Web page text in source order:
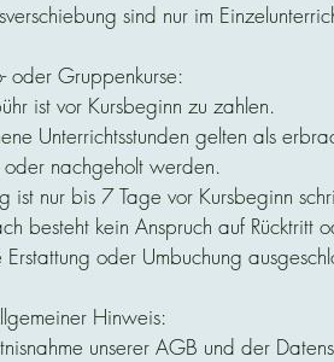
sind nur im
oder Gruppenkurse:
ist vor Kursbeginn zu zahlen.
Unterrichtsstunden gelten als
oder nachgeholt werden.
ist nur bis 7 Tage vor Kursbeginn
besteht kein Anspruch auf Rücktritt
oder Umbuchung
Hinweis:
unserer AGB und der